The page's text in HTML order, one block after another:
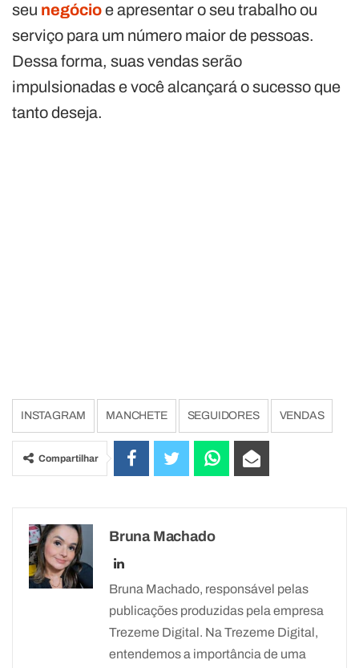
seu negócioe apresentar o seu trabalho ou
serviço para um número maior de pessoas.
Dessa forma, suas vendas serão
impulsionadas e você alcançará o sucesso que
tanto deseja.
INSTAGRAM MANCHETE SEGUIDORES VENDAS
Compartilhar
Bruna Machado
Bruna Machado, responsável pelas
publicações produzidas pela empresa
Trezeme Digital. Na Trezeme Digital,
entendemos a importância de uma